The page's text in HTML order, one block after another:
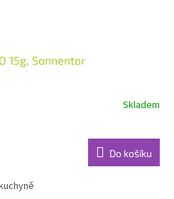
15g, Sonnentor
Skladem
Do košíku